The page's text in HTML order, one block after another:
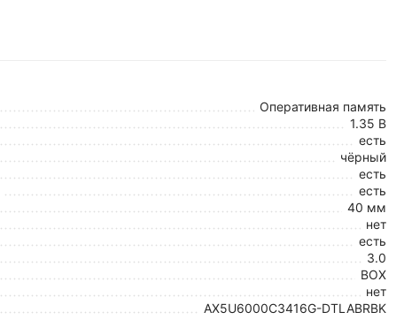
Оперативная память
1.35 В
есть
чёрный
есть
есть
40 мм
нет
есть
3.0
BOX
нет
AX5U6000C3416G-DTLABRBK